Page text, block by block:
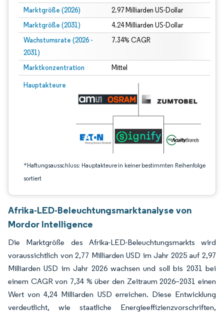
Marktgröße (2026) 2.97 Milliarden US-Dollar
Marktgröße (2031) 4.24 Milliarden US-Dollar
Wachstumsrate (2026 -
2031)
7.34% CAGR
Marktkonzentration Mittel
Hauptakteure
*Haftungsausschluss: Hauptakteure in keiner bestimmten Reihenfolge
sortiert
Bild © Mordor Intelligence. Wiederverwendung erfordert Namensnennung
Afrika-LED-Beleuchtungsmarktanalyse von
Mordor Intelligence
Die Marktgröße des Afrika-LED-Beleuchtungsmarkts wird
voraussichtlich von 2,77 Milliarden USD im Jahr 2025 auf 2,97
Milliarden USD im Jahr 2026 wachsen und soll bis 2031 bei
einem CAGR von 7,34 % über den Zeitraum 2026–2031 einen
Wert von 4,24 Milliarden USD erreichen. Diese Entwicklung
verdeutlicht, wie staatliche Energieeffizienzvorschriften,